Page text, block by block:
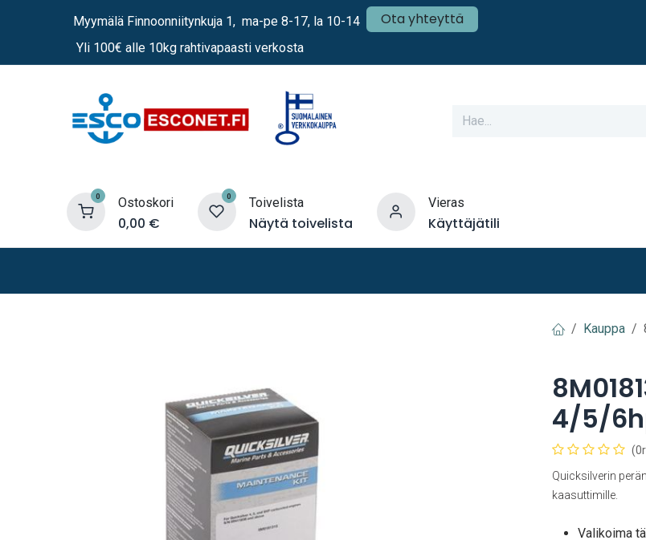
Myymälä Finnoonniitynkuja 1, ma-pe 8-17, la 10-14 Ota yhteyttä
Yli 100€ alle 10kg rahtivapaasti verkosta
0 Ostoskori
0,00 €
0 Toivelista
Näytä toivelista
Vieras
Käyttäjätili
Kauppa
4/5/
Quicksilverin
kaasuttimille.
Valikoima